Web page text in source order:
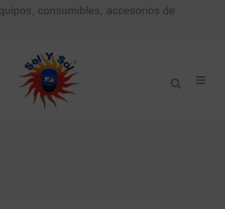
consumibles, accesorios de